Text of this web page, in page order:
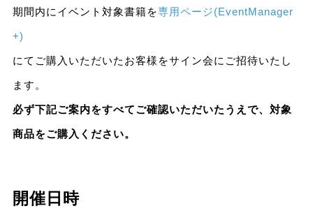
期間内にイベント対象書籍を専用ページ(EventManager
+)
にてご購入いただいたお客様をサイン会にご招待いたし
ます。
必ず下記ご案内をすべてご確認いただいたうえで、対象
商品をご購入ください。
開催日時